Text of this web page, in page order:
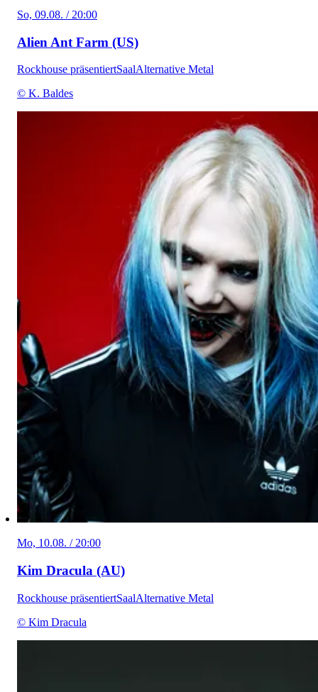
So, 09.08. / 20:00
Alien Ant Farm (US)
Rockhouse präsentiertSaalAlternative Metal
© K. Baldes
Mo, 10.08. / 20:00
Kim Dracula (AU)
Rockhouse präsentiertSaalAlternative Metal
© Kim Dracula